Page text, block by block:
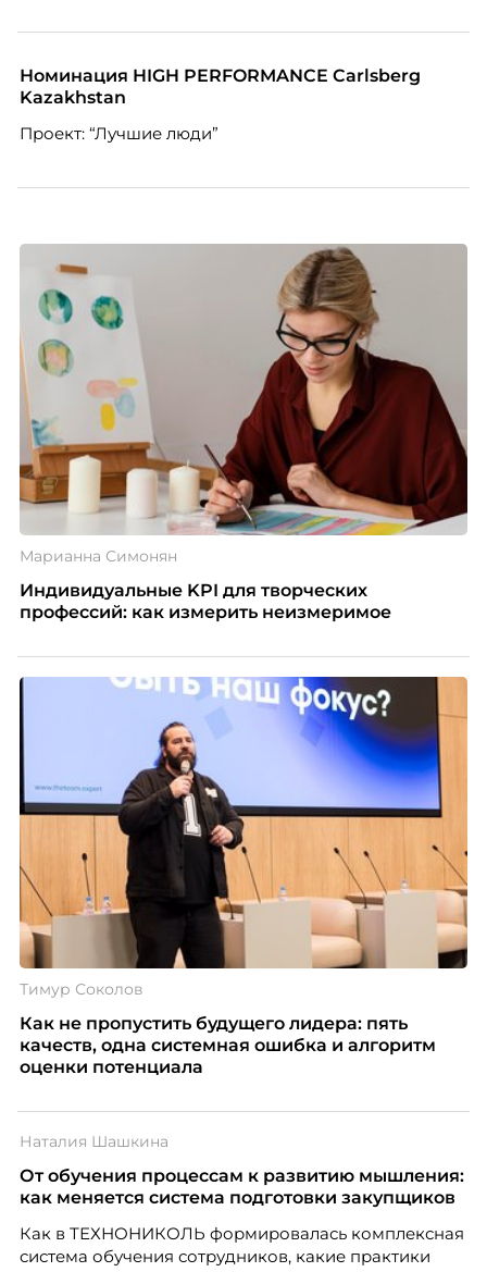
Номинация HIGH PERFORMANCE Carlsberg
Kazakhstan
Проект: “Лучшие люди”
Марианна Симонян
Индивидуальные KPI для творческих
профессий: как измерить неизмеримое
Тимур Соколов
Как не пропустить будущего лидера: пять
качеств, одна системная ошибка и алгоритм
оценки потенциала
Наталия Шашкина
От обучения процессам к развитию мышления:
как меняется система подготовки закупщиков
Как в ТЕХНОНИКОЛЬ формировалась комплексная
система обучения сотрудников, какие практики